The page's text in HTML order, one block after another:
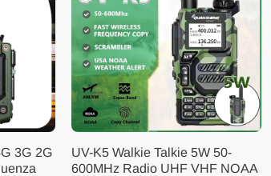
3G 2G
UV-K5 Walkie Talkie 5W 50-
600MHz Radio UHF VHF NOAA